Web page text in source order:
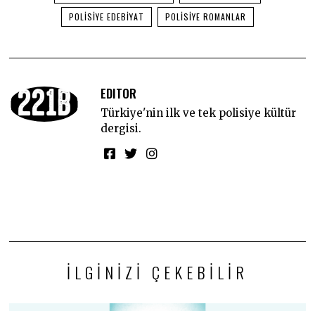
POLISIYE EDEBIYAT
POLISIYE ROMANLAR
EDITOR
Türkiye'nin ilk ve tek polisiye kültür
dergisi.
İLGINIZI ÇEKEBILIR